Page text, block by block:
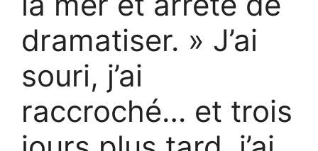
dramatiser. » J’ai
souri, j’ai
raccroché… et trois